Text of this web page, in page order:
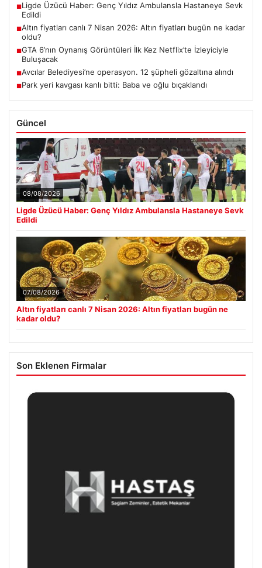
■Ligde Üzücü Haber: Genç Yıldız Ambulansla Hastaneye Sevk
Edildi
■Altın fiyatları canlı 7 Nisan 2026: Altın fiyatları bugün ne kadar
oldu?
■GTA 6’nın Oynanış Görüntüleri İlk Kez Netflix’te İzleyiciyle
Buluşacak
■Avcılar Belediyesi’ne operasyon. 12 şüpheli gözaltına alındı
■Park yeri kavgası kanlı bitti: Baba ve oğlu bıçaklandı
Güncel
08/08/2026
Ligde Üzücü Haber: Genç Yıldız Ambulansla Hastaneye Sevk
Edildi
07/08/2026
Altın fiyatları canlı 7 Nisan 2026: Altın fiyatları bugün ne
kadar oldu?
Son Eklenen Firmalar